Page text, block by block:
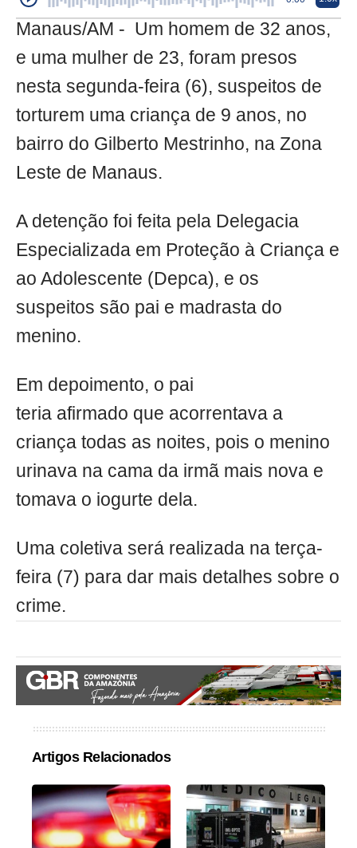
Manaus/AM - Um homem de 32 anos,
e uma mulher de 23, foram presos
nesta segunda-feira (6), suspeitos de
torturem uma criança de 9 anos, no
bairro do Gilberto Mestrinho, na Zona
Leste de Manaus.
A detenção foi feita pela Delegacia
Especializada em Proteção à Criança e
ao Adolescente (Depca), e os
suspeitos são pai e madrasta do
menino.
Em depoimento, o pai
teria afirmado que acorrentava a
criança todas as noites, pois o menino
urinava na cama da irmã mais nova e
tomava o iogurte dela.
Uma coletiva será realizada na terça-
feira (7) para dar mais detalhes sobre o
crime.
Artigos Relacionados